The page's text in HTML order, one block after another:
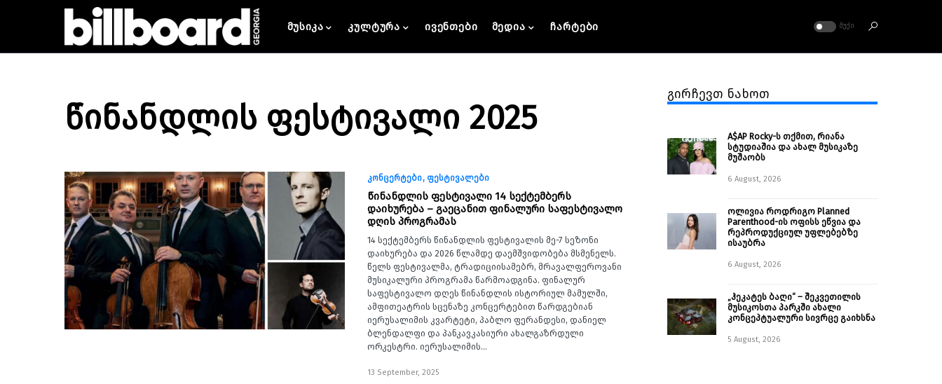
მუსიკა კულტურა ივენთები მედია ჩარტები ᲛᲣᲥᲘ
წინანდლის ფესტივალი 2025
კონცერტები ფესტივალები
წინანდლის ფესტივალი 14 სექტემბერს
დაიხურება – გაეცანით ფინალური საფესტივალო
დღის პროგრამას
14 სექტემბერს წინანდლის ფესტივალის მე-7 სეზონი
დაიხურება და 2026 წლამდე დაემშვიდობება მსმენელს.
წელს ფესტივალმა, ტრადიციისამებრ, მრავალფეროვანი
მუსიკალური პროგრამა წარმოადგინა. ფინალურ
საფესტივალო დღეს წინანდლის ისტორიულ მამულში,
ამფითეატრის სცენაზე კონცერტებით წარდგებიან
იერუსალიმის კვარტეტი, პაბლო ფერანდესი, დანიელ
ბლენდალფი და პანკავკასიური ახალგაზრდული
ორკესტრი. იერუსალიმის…
13 September, 2025
გირჩევთ ნახოთ
A$AP Rocky-ს თქმით, რიანა
სტუდიაშია და ახალ მუსიკაზე
მუშაობს
6 August, 2026
ოლივია როდრიგო Planned
Parenthood-ის ოფისს ეწვია და
რეპროდუქციულ უფლებებზე
ისაუბრა
6 August, 2026
„ჰეკატეს ბაღი“ – შეკვეთილის
მუსიკოსთა პარკში ახალი
კონცეპტუალური სივრცე გაიხსნა ￼
5 August, 2026